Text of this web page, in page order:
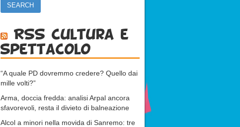
RSS cultura e
spettacolo
“A quale PD dovremmo credere? Quello dai
mille volti?”
Arma, doccia fredda: analisi Arpal ancora
sfavorevoli, resta il divieto di balneazione
Alcol a minori nella movida di Sanremo: tre